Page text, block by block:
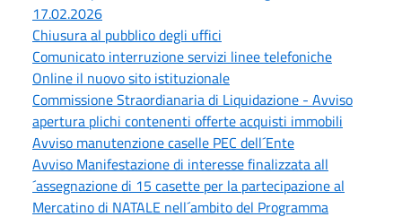
17.02.2026
Chiusura al pubblico degli uffici
Comunicato interruzione servizi linee telefoniche
Online il nuovo sito istituzionale
Commissione Straordianaria di Liquidazione - Avviso
apertura plichi contenenti offerte acquisti immobili
Avviso manutenzione caselle PEC dell´Ente
Avviso Manifestazione di interesse finalizzata all
´assegnazione di 15 casette per la partecipazione al
Mercatino di NATALE nell´ambito del Programma